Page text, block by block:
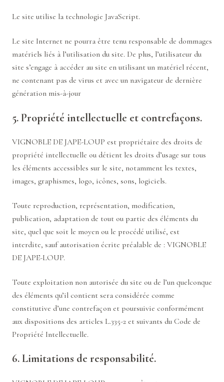
Le site utilise la technologie JavaScript.
Le site Internet ne pourra être tenu responsable de dommages
matériels liés à l’utilisation du site. De plus, l’utilisateur du
site s’engage à accéder au site en utilisant un matériel récent,
ne contenant pas de virus et avec un navigateur de dernière
génération mis-à-jour
5. Propriété intellectuelle et contrefaçons.
VIGNOBLE DE JAPE-LOUP est propriétaire des droits de
propriété intellectuelle ou détient les droits d’usage sur tous
les éléments accessibles sur le site, notamment les textes,
images, graphismes, logo, icônes, sons, logiciels.
Toute reproduction, représentation, modification,
publication, adaptation de tout ou partie des éléments du
site, quel que soit le moyen ou le procédé utilisé, est
interdite, sauf autorisation écrite préalable de : VIGNOBLE
DE JAPE-LOUP.
Toute exploitation non autorisée du site ou de l’un quelconque
des éléments qu’il contient sera considérée comme
constitutive d’une contrefaçon et poursuivie conformément
aux dispositions des articles L.335-2 et suivants du Code de
Propriété Intellectuelle.
6. Limitations de responsabilité.